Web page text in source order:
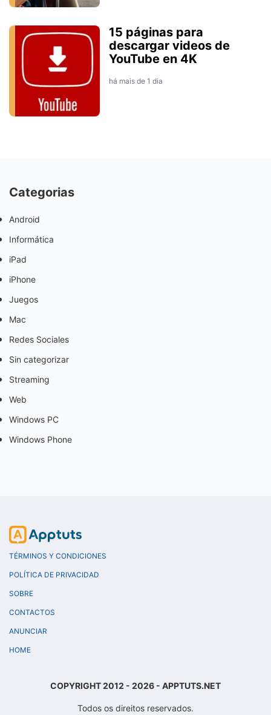
15 páginas para
descargar videos de
YouTube en 4K
há mais de 1 dia
Categorias
Android
Informática
iPad
iPhone
Juegos
Mac
Redes Sociales
Sin categorizar
Streaming
Web
Windows PC
Windows Phone
TÉRMINOS Y CONDICIONES
POLÍTICA DE PRIVACIDAD
SOBRE
CONTACTOS
ANUNCIAR
HOME
COPYRIGHT 2012 - 2026 - APPTUTS.NET
Todos os direitos reservados.